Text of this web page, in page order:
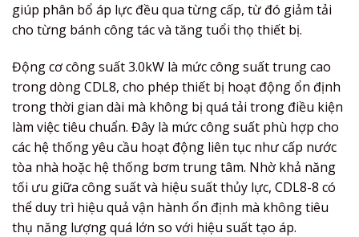
giúp phân bổ áp lực đều qua từng cấp, từ đó giảm tải
cho từng bánh công tác và tăng tuổi thọ thiết bị.
Động cơ công suất 3.0kW là mức công suất trung cao
trong dòng CDL8, cho phép thiết bị hoạt động ổn định
trong thời gian dài mà không bị quá tải trong điều kiện
làm việc tiêu chuẩn. Đây là mức công suất phù hợp cho
các hệ thống yêu cầu hoạt động liên tục như cấp nước
tòa nhà hoặc hệ thống bơm trung tâm. Nhờ khả năng
tối ưu giữa công suất và hiệu suất thủy lực, CDL8-8 có
thể duy trì hiệu quả vận hành ổn định mà không tiêu
thụ năng lượng quá lớn so với hiệu suất tạo áp.